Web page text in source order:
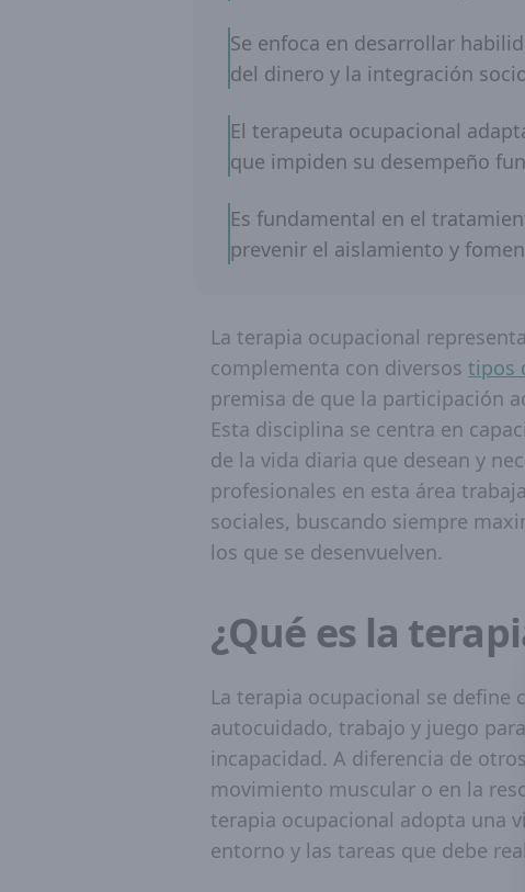
Se enfoca en desarrollar
del dinero y la integración
El terapeuta ocupacional
que impiden su desempeño
Es fundamental en el
prevenir el aislamiento y
La terapia ocupacional
complementa con diversos tipos
premisa de que la participación
Esta disciplina se centra en
de la vida diaria que desean y
profesionales en esta área
sociales, buscando siempre
los que se desenvuelven.
¿Qué es la
La terapia ocupacional se
autocuidado, trabajo y juego
incapacidad. A diferencia de
movimiento muscular o en la
terapia ocupacional adopta una
entorno y las tareas que debe